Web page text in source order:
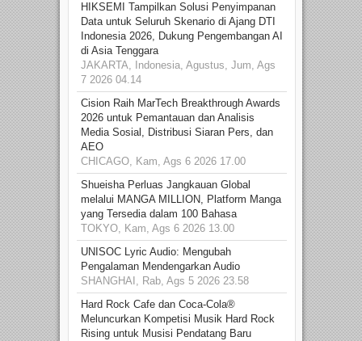
HIKSEMI Tampilkan Solusi Penyimpanan
Data untuk Seluruh Skenario di Ajang DTI
Indonesia 2026, Dukung Pengembangan AI
di Asia Tenggara
JAKARTA, Indonesia, Agustus, Jum, Ags
7 2026 04.14
Cision Raih MarTech Breakthrough Awards
2026 untuk Pemantauan dan Analisis
Media Sosial, Distribusi Siaran Pers, dan
AEO
CHICAGO, Kam, Ags 6 2026 17.00
Shueisha Perluas Jangkauan Global
melalui MANGA MILLION, Platform Manga
yang Tersedia dalam 100 Bahasa
TOKYO, Kam, Ags 6 2026 13.00
UNISOC Lyric Audio: Mengubah
Pengalaman Mendengarkan Audio
SHANGHAI, Rab, Ags 5 2026 23.58
Hard Rock Cafe dan Coca-Cola®
Meluncurkan Kompetisi Musik Hard Rock
Rising untuk Musisi Pendatang Baru